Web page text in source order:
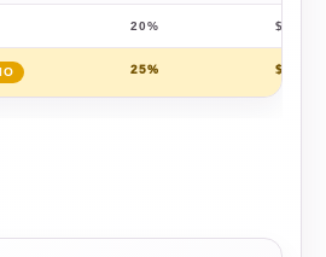
20% $
25% $